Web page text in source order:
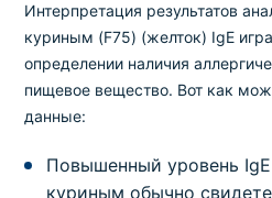
Интерпретация результатов
куриным (F75) (желток) IgE
определении наличия
пищевое вещество. Вот как
данные:
Повышенный уровень
куриным обычно